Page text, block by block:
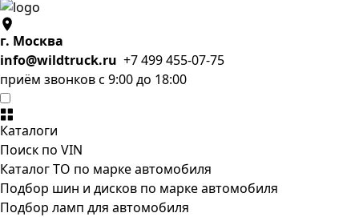
г. Москва
info@wildtruck.ru +7 499 455-07-75
приём звонков с 9:00 до 18:00
Каталоги
Поиск по VIN
Каталог ТО по марке автомобиля
Подбор шин и дисков по марке автомобиля
Подбор ламп для автомобиля